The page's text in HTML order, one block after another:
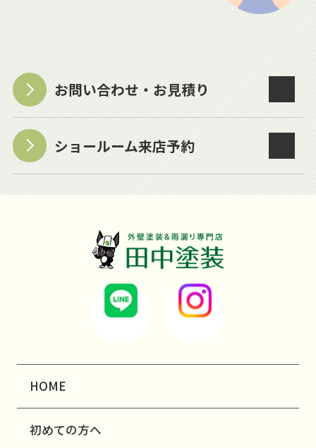
お問い合わせ・お見積り
ショールーム来店予約
HOME
初めての方へ